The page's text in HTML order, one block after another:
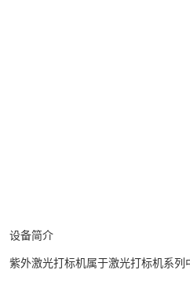
设备简介
紫外激光打标机属于激光打标机系